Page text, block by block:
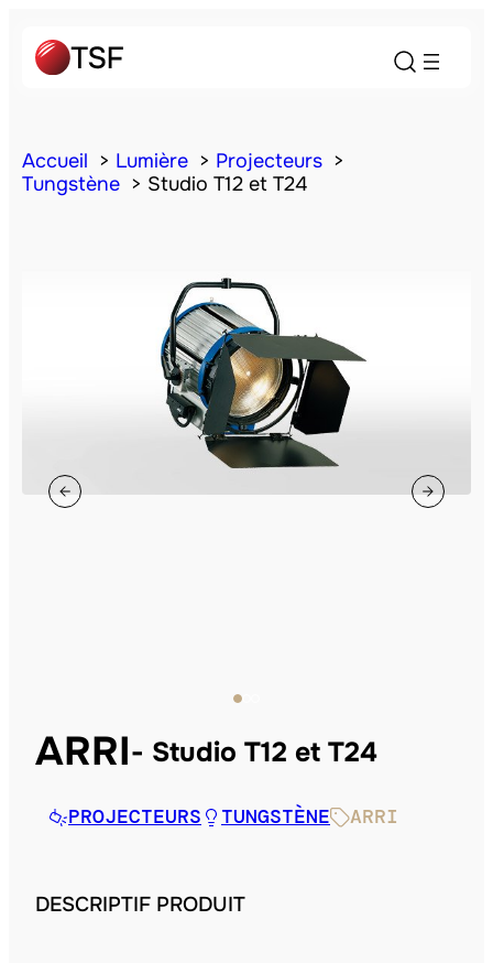
Accueil Lumière
Projecteurs
Tungstène
Studio T12 et T24
ARRI Studio T12 et T24
PROJECTEURS TUNGSTÈNE ARRI
DESCRIPTIF PRODUIT